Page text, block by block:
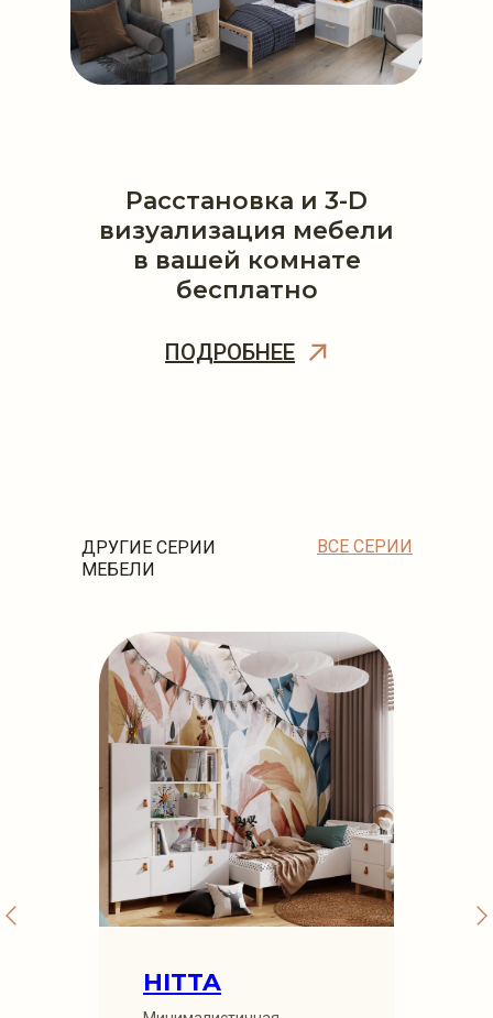
ПОДРОБНЕЕ
Расстановка и 3-D
визуализация мебели
в вашей комнате
бесплатно
ДРУГИЕ СЕРИИ
МЕБЕЛИ
ВСЕ СЕРИИ
HITTA